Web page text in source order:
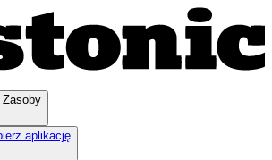
Zasoby
aplikację